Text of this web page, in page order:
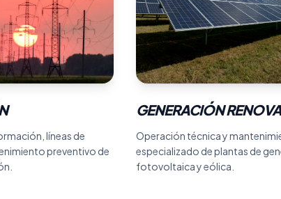
líneas de
preventivo de
GENERACIÓN
GENERACIÓN
Operación técnica y
especializado de plantas de
fotovoltaica y eólica.